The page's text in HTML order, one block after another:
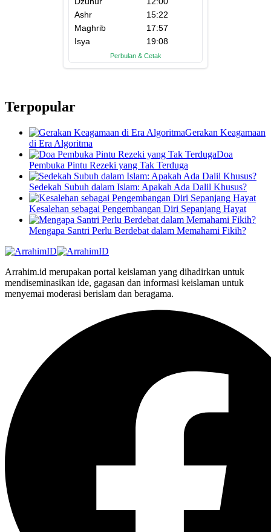
Terpopular
Gerakan Keagamaan
di Era Algoritma
Doa
Pembuka Pintu Rezeki yang Tak Terduga
Sedekah Subuh dalam Islam: Apakah Ada Dalil Khusus?
Kesalehan sebagai Pengembangan Diri Sepanjang Hayat
Mengapa Santri Perlu Berdebat dalam Memahami Fikih?
Arrahim.id merupakan portal keislaman yang dihadirkan untuk
mendiseminasikan ide, gagasan dan informasi keislaman untuk
menyemai moderasi berislam dan beragama.